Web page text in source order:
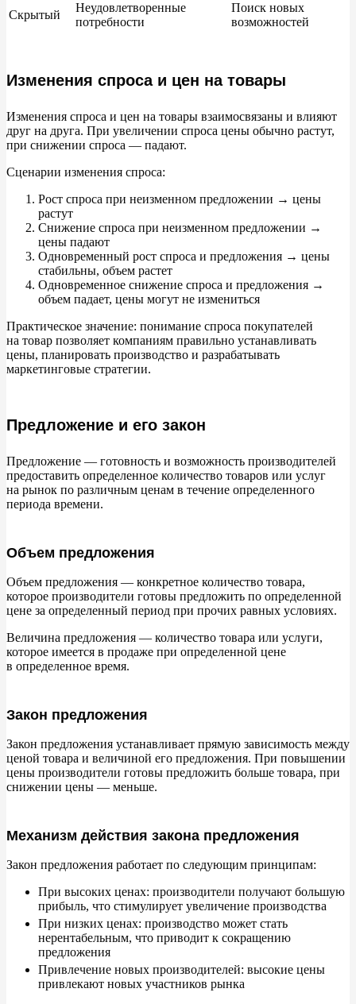
Скрытый
Неудовлетворенные
потребности
Поиск новых
возможностей
Изменения спроса и цен на товары
Изменения спроса и цен на товары взаимосвязаны и влияют
друг на друга. При увеличении спроса цены обычно растут,
при снижении спроса — падают.
Сценарии изменения спроса:
Рост спроса при неизменном предложении → цены
растут
Снижение спроса при неизменном предложении →
цены падают
Одновременный рост спроса и предложения → цены
стабильны, объем растет
Одновременное снижение спроса и предложения →
объем падает, цены могут не измениться
Практическое значение: понимание спроса покупателей
на товар позволяет компаниям правильно устанавливать
цены, планировать производство и разрабатывать
маркетинговые стратегии.
Предложение и его закон
Предложение — готовность и возможность производителей
предоставить определенное количество товаров или услуг
на рынок по различным ценам в течение определенного
периода времени.
Объем предложения
Объем предложения — конкретное количество товара,
которое производители готовы предложить по определенной
цене за определенный период при прочих равных условиях.
Величина предложения — количество товара или услуги,
которое имеется в продаже при определенной цене
в определенное время.
Закон предложения
Закон предложения устанавливает прямую зависимость между
ценой товара и величиной его предложения. При повышении
цены производители готовы предложить больше товара, при
снижении цены — меньше.
Механизм действия закона предложения
Закон предложения работает по следующим принципам:
При высоких ценах: производители получают большую
прибыль, что стимулирует увеличение производства
При низких ценах: производство может стать
нерентабельным, что приводит к сокращению
предложения
Привлечение новых производителей: высокие цены
привлекают новых участников рынка